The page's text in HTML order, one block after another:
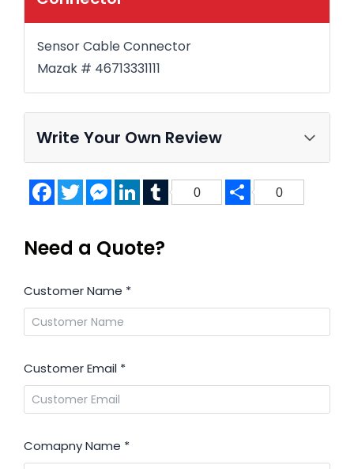
Sensor Cable Connector
Mazak # 46713331111
Write Your Own Review
FacebookTwitterMessenger
LinkedInTumblr
0 Share
0
Need a Quote?
Customer Name *
Customer Email *
Comapny Name *